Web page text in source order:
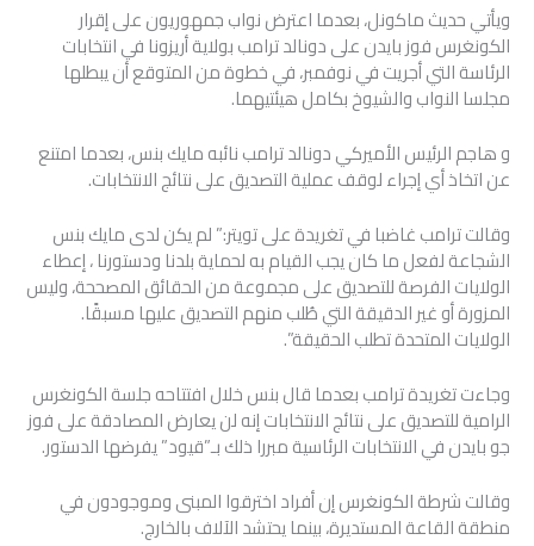
ويأتي حديث ماكونل، بعدما اعترض نواب جمهوريون على إقرار
الكونغرس فوز بايدن على دونالد ترامب بولاية أريزونا في انتخابات
الرئاسة التي أجريت في نوفمبر، في خطوة من المتوقع أن يبطلها
مجلسا النواب والشيوخ بكامل هيئتيهما.
و هاجم الرئيس الأميركي دونالد ترامب نائبه مايك بنس، بعدما امتنع
عن اتخاذ أي إجراء لوقف عملية التصديق على نتائج الانتخابات.
وقالت ترامب غاضبا في تغريدة على تويتر:” لم يكن لدى مايك بنس
الشجاعة لفعل ما كان يجب القيام به لحماية بلدنا ودستورنا ، إعطاء
الولايات الفرصة للتصديق على مجموعة من الحقائق المصححة، وليس
المزورة أو غير الدقيقة التي طُلب منهم التصديق عليها مسبقًا.
الولايات المتحدة تطلب الحقيقة”.
وجاءت تغريدة ترامب بعدما قال بنس خلال افتتاحه جلسة الكونغرس
الرامية للتصديق على نتائج الانتخابات إنه لن يعارض المصادقة على فوز
جو بايدن في الانتخابات الرئاسية مبررا ذلك بـ”قيود” يفرضها الدستور.
وقالت شرطة الكونغرس إن أفراد اخترقوا المبنى وموجودون في
منطقة القاعة المستديرة، بينما يحتشد الآلاف بالخارج.